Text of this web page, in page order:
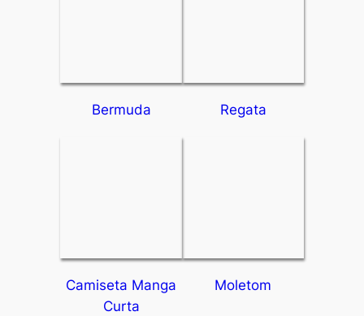
Bermuda Regata
Camiseta Manga
Curta
Moletom